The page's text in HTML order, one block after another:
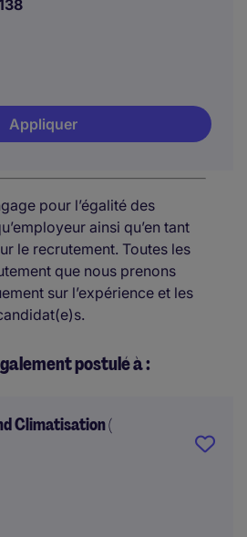
Appliquer
pour l’égalité des
ainsi qu’en tant
le recrutement. Toutes les
que nous prenons
sur l’expérience et les
postulé à :
Climatisation (